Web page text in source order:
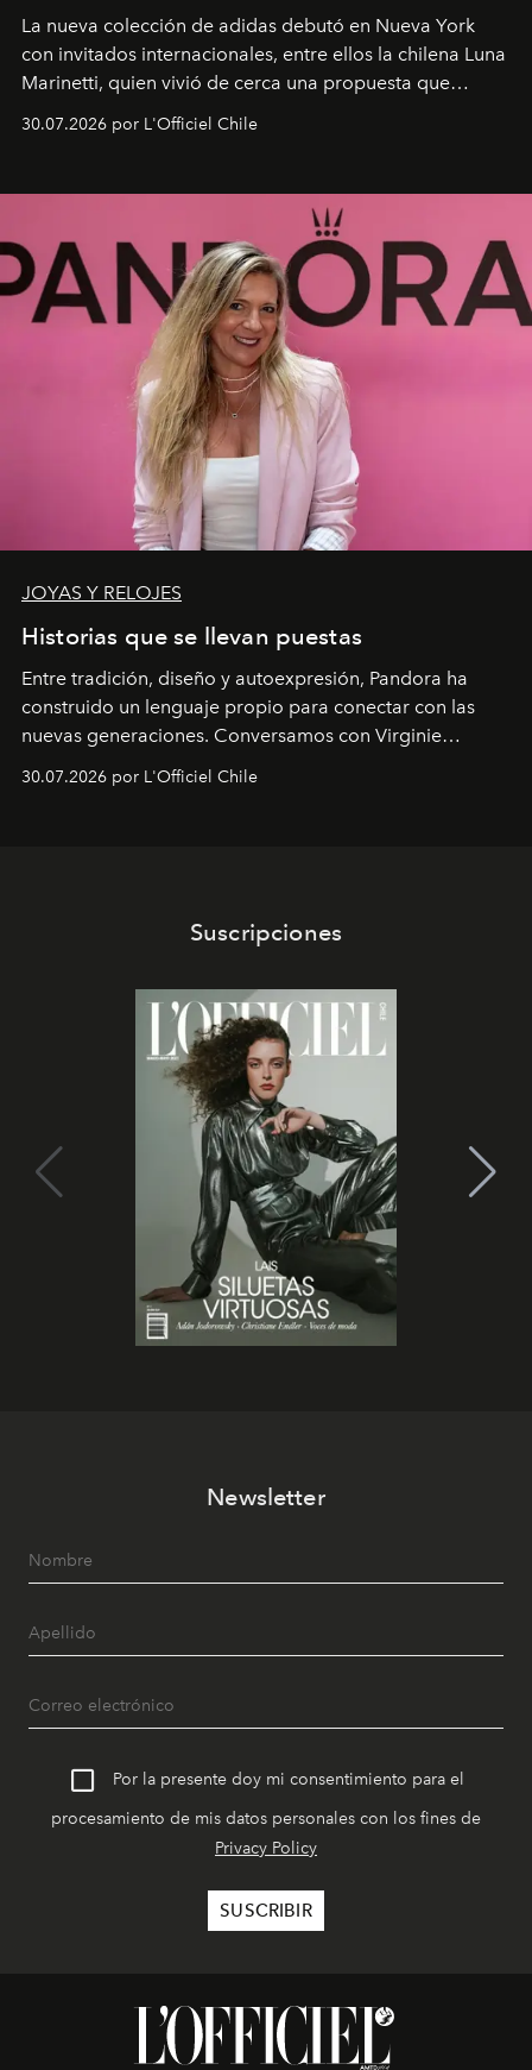
La nueva colección de adidas debutó en Nueva York
con invitados internacionales, entre ellos la chilena Luna
Marinetti, quien vivió de cerca una propuesta que
fusiona moda y rendimiento.
30.07.2026 por L'Officiel Chile
JOYAS Y RELOJES
Historias que se llevan puestas
Entre tradición, diseño y autoexpresión, Pandora ha
construido un lenguaje propio para conectar con las
nuevas generaciones. Conversamos con Virginie
Dubray, la responsable de marketing para
Latinoamérica, sobre identidad, cultura y el valor
30.07.2026 por L'Officiel Chile
Suscripciones
Newsletter
Por la presente doy mi consentimiento para el
procesamiento de mis datos personales con los fines de
Privacy Policy